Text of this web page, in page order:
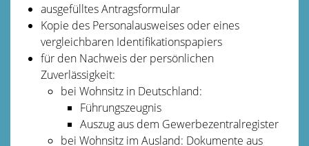
ausgefülltes Antragsformular
Kopie des Personalausweises oder eines
vergleichbaren Identifikationspapiers
für den Nachweis der persönlichen
Zuverlässigkeit:
bei Wohnsitz in Deutschland:
Führungszeugnis
Auszug aus dem Gewerbezentralregister
bei Wohnsitz im Ausland: Dokumente aus